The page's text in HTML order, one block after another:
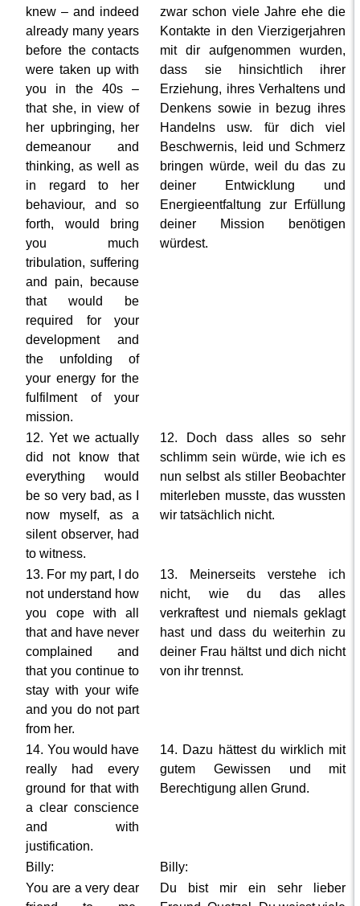
knew – and indeed
already many years
before the contacts
were taken up with
you in the 40s –
that she, in view of
her upbringing, her
demeanour and
thinking, as well as
in regard to her
behaviour, and so
forth, would bring
you much
tribulation, suffering
and pain, because
that would be
required for your
development and
the unfolding of
your energy for the
fulfilment of your
mission.
zwar schon viele Jahre ehe die
Kontakte in den Vierzigerjahren
mit dir aufgenommen wurden,
dass sie hinsichtlich ihrer
Erziehung, ihres Verhaltens und
Denkens sowie in bezug ihres
Handelns usw. für dich viel
Beschwernis, leid und Schmerz
bringen würde, weil du das zu
deiner Entwicklung und
Energieentfaltung zur Erfüllung
deiner Mission benötigen
würdest.
12. Yet we actually
did not know that
everything would
be so very bad, as I
now myself, as a
silent observer, had
to witness.
12. Doch dass alles so sehr
schlimm sein würde, wie ich es
nun selbst als stiller Beobachter
miterleben musste, das wussten
wir tatsächlich nicht.
13. For my part, I do
not understand how
you cope with all
that and have never
complained and
that you continue to
stay with your wife
and you do not part
from her.
13. Meinerseits verstehe ich
nicht, wie du das alles
verkraftest und niemals geklagt
hast und dass du weiterhin zu
deiner Frau hältst und dich nicht
von ihr trennst.
14. You would have
really had every
ground for that with
a clear conscience
and with
justification.
14. Dazu hättest du wirklich mit
gutem Gewissen und mit
Berechtigung allen Grund.
Billy:
Billy:
You are a very dear
Du bist mir ein sehr lieber